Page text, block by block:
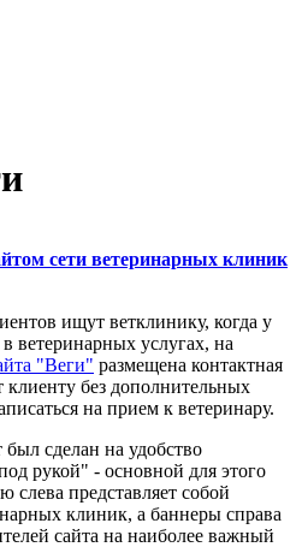
сети ветеринарных клиник
ищут ветклинику, когда у
ветеринарных услугах, на
"Веги" размещена контактная
без дополнительных
на прием к ветеринару.
сделан на удобство
рукой" - основной для этого
слева представляет собой
клиник, а баннеры справа
сайта на наиболее важный